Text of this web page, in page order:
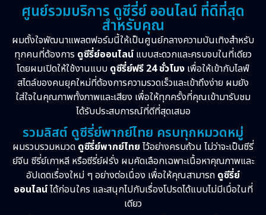
ศูนย์รวมบริการ ดูซีรี่ย์ ออนไลน์ ที่ดีที่สุด
สำหรับคุณ
ผมตั้งใจพัฒนาแพลตฟอร์มนี้ให้เป็นศูนย์กลางความบันเทิงสำหรับ
ทุกคนที่ต้องการ ดูซีรี่ย์ออนไลน์ แบบสะดวกและครบจบในที่เดียว
โดยผมเปิดให้ใช้งานแบบ ดูซีรี่ย์ฟรี 24 ชั่วโมง เพื่อให้เข้ากับไลฟ์
สไตล์ของคนยุคใหม่ที่ต้องการความรวดเร็วและเข้าถึงง่าย ผมยัง
ใส่ใจในคุณภาพทั้งภาพและเสียง เพื่อให้ทุกครั้งที่คุณเข้ามารับชม
ได้รับประสบการณ์ที่ดีที่สุดเสมอ
รวมลิสต์ ดูซีรี่ย์พากย์ไทย ครบทุกหมวดหมู่
ผมรวบรวมหมวด ดูซีรี่ย์พากย์ไทย ไว้อย่างครบถ้วน ไม่ว่าจะเป็นซีรี่
ย์จีน ซีรี่ย์เกาหลี หรือซีรี่ย์ฝรั่ง ผมคัดเลือกเฉพาะเนื้อหาคุณภาพและ
อัปเดตเรื่องใหม่ ๆ อย่างต่อเนื่อง เพื่อให้คุณสามารถ ดูซีรี่ย์
ออนไลน์ได้ก่อนใคร และสนุกไปกับเรื่องโปรดได้แบบไม่มีเบื่อในที่
เดียว